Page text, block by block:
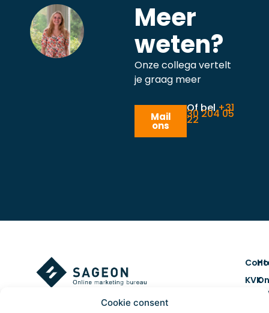
Cookie consent
Meer
weten?
Onze collega vertelt
je graag meer
Mail
ons
Of bel+31
30 204 05
22
KVK